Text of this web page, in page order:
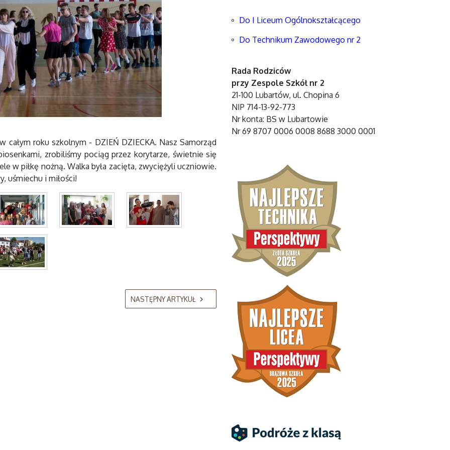
całym roku szkolnym - DZIEŃ DZIECKA. Nasz Samorząd
zrobiliśmy pociąg przez korytarze, świetnie się
w piłkę nożną. Walka była zacięta, zwyciężyli uczniowie.
uśmiechu i miłości!
NASTĘPNY ARTYKUŁ
Do I Liceum Ogólnokształcącego
Do Technikum Zawodowego nr 2
Rada Rodziców
przy Zespole Szkół nr 2
21-100 Lubartów, ul. Chopina 6
NIP 714-13-92-773
Nr konta: BS w Lubartowie
Nr 69 8707 0006 0008 8688 3000 0001